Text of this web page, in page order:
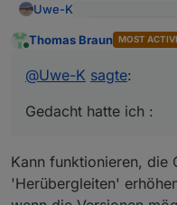
Uwe-K
@Uwe-K
Ich hatte
Upgrade auf
Ich meinte nur
Gedacht hatte ich :
Altsystem PI
alle
etc auf
neues
Online
Thomas Braun MOST
@Uwe-K sagte:
Gedacht hatte ich :
Kann funktionieren, die
'Herübergleiten'